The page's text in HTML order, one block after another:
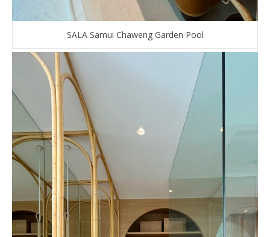
SALA Samui Chaweng Garden Pool